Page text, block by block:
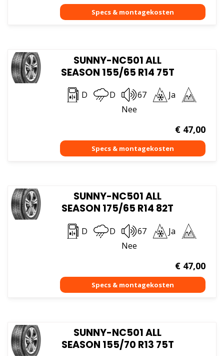
SUNNY-NC501 ALL
SEASON 155/65 R14 75T
D D 67
Ja
Nee
€47,00
SUNNY-NC501 ALL
SEASON 175/65 R14 82T
D D 67
Ja
Nee
€47,00
SUNNY-NC501 ALL
SEASON 155/70 R13 75T